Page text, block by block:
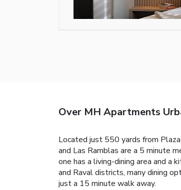
Over MH Apartments
Located just 550 yards from
and Las Ramblas are a 5 minute
one has a living-dining area and a
and Raval districts, many dining
just a 15 minute walk away.